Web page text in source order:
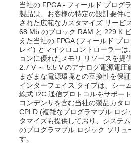
当社の FPGA - フィールド プログ
製品は、お客様の特定の設計要件
された広範なカスタマイズ サービ
68 Mb のブロック RAM と 229 K
えた当社の FPGA (フィールド プ
レイ) とマイクロコントローラーは
ョンに優れたメモリ リソースを提
2.7 V ～ 5.5 V のアナログ電源電圧
まざまな電源環境との互換性を保
インターフェイス タイプは、シー
線式 I2C 通信プロトコルをサポー
コンデンサを含む当社の製品カタロ
CPLD (複雑なプログラマブル ロジ
タマイズも提供しており、システ
のプログラマブル ロジック ソリュ
す。